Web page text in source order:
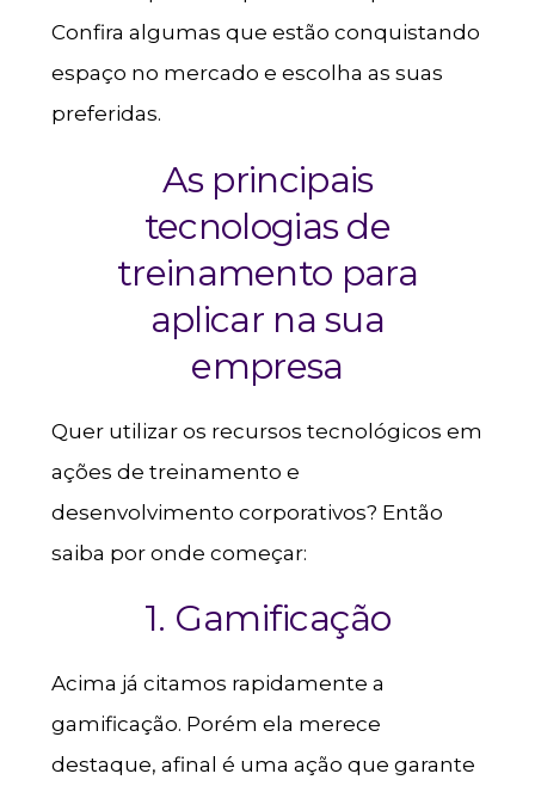
Confira algumas que estão conquistando
espaço no mercado e escolha as suas
preferidas.
As principais
tecnologias de
treinamento para
aplicar na sua
empresa
Quer utilizar os recursos tecnológicos em
ações de treinamento e
desenvolvimento corporativos? Então
saiba por onde começar:
1. Gamificação
Acima já citamos rapidamente a
gamificação. Porém ela merece
destaque, afinal é uma ação que garante